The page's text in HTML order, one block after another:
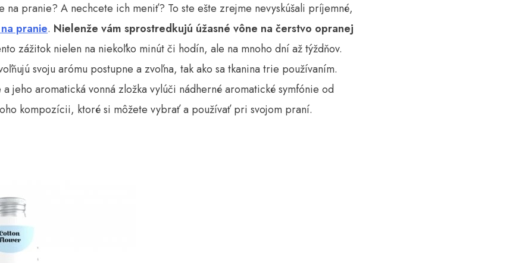
na pranie? A nechcete ich meniť? To ste ešte zrejme nevyskúšali príjemné,
pranie. Nielenže vám sprostredkujú úžasné vône na čerstvo opranej
zážitok nielen na niekoľko minút či hodín, ale na mnoho dní až týždňov.
svoju arómu postupne a zvoľna, tak ako sa tkanina trie používaním.
a jeho aromatická vonná zložka vylúči nádherné aromatické symfónie od
kompozícii, ktoré si môžete vybrať a používať pri svojom praní.